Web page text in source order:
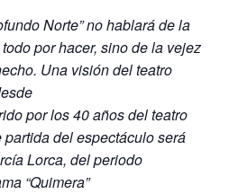
Norte” no hablará de la
por hacer, sino de la vejez
Una visión del teatro
por los 40 años del teatro
del espectáculo será
Lorca, del periodo
“Quimera”